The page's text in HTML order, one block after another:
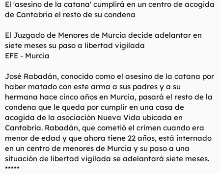
El 'asesino de la catana' cumplirá en un centro de acogida
de Cantabria el resto de su condena
El Juzgado de Menores de Murcia decide adelantar en
siete meses su paso a libertad vigilada
EFE - Murcia
José Rabadán, conocido como el asesino de la catana por
haber matado con este arma a sus padres y a su
hermana hace cinco años en Murcia, pasará el resto de la
condena que le queda por cumplir en una casa de
acogida de la asociación Nueva Vida ubicada en
Cantabria. Rabadán, que cometió el crimen cuando era
menor de edad y que ahora tiene 22 años, está internado
en un centro de menores de Murcia y su paso a una
situación de libertad vigilada se adelantará siete meses.
*****